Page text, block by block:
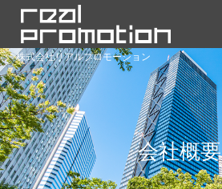
株式会社リアルプロモーション
会社概要